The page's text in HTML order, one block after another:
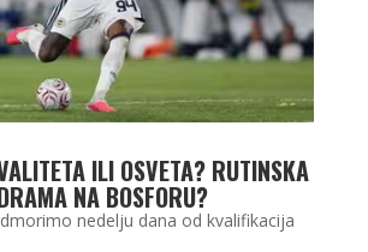
ILI OSVETA? RUTINSKA
NA BOSFORU?
nedelju dana od kvalifikacija